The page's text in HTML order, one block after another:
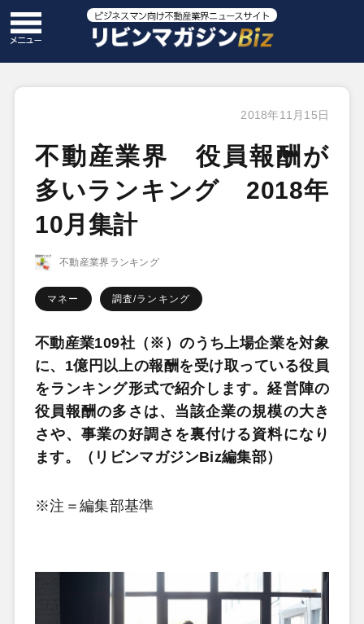
2018年11月15日
不動産業界 役員報酬が
多いランキング 2018年
10月集計
不動産業界ランキング
マネー 調査/ランキング
不動産業109社（※）のうち上場企業を対象
に、1億円以上の報酬を受け取っている役員
をランキング形式で紹介します。経営陣の
役員報酬の多さは、当該企業の規模の大き
さや、事業の好調さを裏付ける資料になり
ます。（リビンマガジンBiz編集部）
※注＝編集部基準